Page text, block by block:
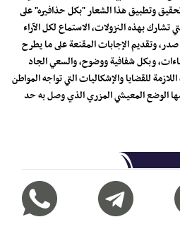
وتطبيق هذا الشعار "بكل حذافيره" على
تشارك بهذه النزولات، الاستماع لكل الآراء
صدر، وتقديم الإجابات المقنعة على ما يطرح
وبكل شفافية ووضوح، والسعي الجاد
للقضايا والإشكاليات التي تواجه المواطن
الوضع المعيشي المزري الذي وصل به حد